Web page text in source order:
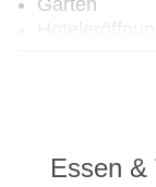
Garten
Anzahl der
Anzahl der
Essen &